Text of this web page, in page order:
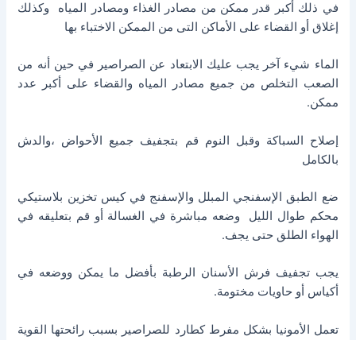
في ذلك أكبر قدر ممكن من مصادر الغذاء ومصادر المياه وكذلك
إغلاق أو القضاء على الأماكن التى من الممكن الاختباء بها
الماء شيء آخر يجب عليك الابتعاد عن الصراصير في حين أنه من
الصعب التخلص من جميع مصادر المياه والقضاء على أكبر عدد
ممكن.
إصلاح السباكة وقبل النوم قم بتجفيف جميع الأحواض ،والدش
بالكامل
ضع الطبق الإسفنجي المبلل والإسفنج في كيس تخزين بلاستيكي
محكم طوال الليل وضعه مباشرة في الغسالة أو قم بتعليقه في
الهواء الطلق حتى يجف.
يجب تجفيف فرش الأسنان الرطبة بأفضل ما يمكن ووضعه في
أكياس أو حاويات مختومة.
تعمل الأمونيا بشكل مفرط كطارد للصراصير بسبب رائحتها القوية